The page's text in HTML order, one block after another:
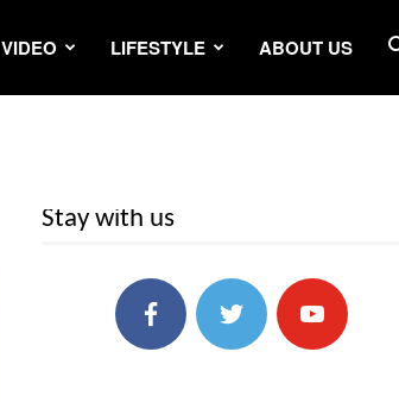
VIDEO LIFESTYLE ABOUT US
Stay with us